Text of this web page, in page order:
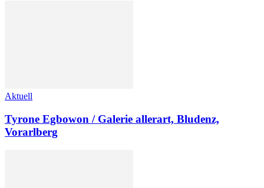
Aktuell
Tyrone Egbowon / Galerie allerart, Bludenz,
Vorarlberg